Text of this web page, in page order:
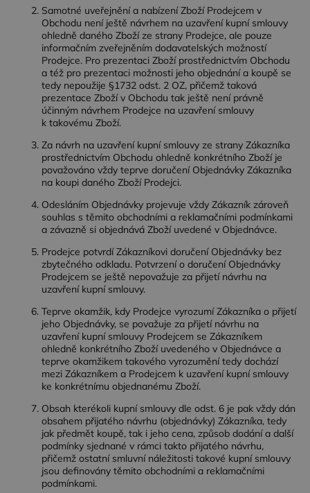
Samotné uveřejnění a nabízení Zboží Prodejcem v
Obchodu není ještě návrhem na uzavření kupní smlouvy
ohledně daného Zboží ze strany Prodejce, ale pouze
informačním zveřejněním dodavatelských možností
Prodejce. Pro prezentaci Zboží prostřednictvím Obchodu
a též pro prezentaci možnosti jeho objednání a koupě se
tedy nepoužije §1732 odst. 2 OZ, přičemž taková
prezentace Zboží v Obchodu tak ještě není právně
účinným návrhem Prodejce na uzavření smlouvy
k takovému Zboží.
Za návrh na uzavření kupní smlouvy ze strany Zákazníka
prostřednictvím Obchodu ohledně konkrétního Zboží je
považováno vždy teprve doručení Objednávky Zákazníka
na koupi daného Zboží Prodejci.
Odesláním Objednávky projevuje vždy Zákazník zároveň
souhlas s těmito obchodními a reklamačními podmínkami
a závazně si objednává Zboží uvedené v Objednávce.
Prodejce potvrdí Zákazníkovi doručení Objednávky bez
zbytečného odkladu. Potvrzení o doručení Objednávky
Prodejcem se ještě nepovažuje za přijetí návrhu na
uzavření kupní smlouvy.
Teprve okamžik, kdy Prodejce vyrozumí Zákazníka o přijetí
jeho Objednávky, se považuje za přijetí návrhu na
uzavření kupní smlouvy Prodejcem se Zákazníkem
ohledně konkrétního Zboží uvedeného v Objednávce a
teprve okamžikem takového vyrozumění tedy dochází
mezi Zákazníkem a Prodejcem k uzavření kupní smlouvy
ke konkrétnímu objednanému Zboží.
Obsah kterékoli kupní smlouvy dle odst. 6 je pak vždy dán
obsahem přijatého návrhu (objednávky) Zákazníka, tedy
jak předmět koupě, tak i jeho cena, způsob dodání a další
podmínky sjednané v rámci takto přijatého návrhu,
přičemž ostatní smluvní náležitosti takové kupní smlouvy
jsou definovány těmito obchodními a reklamačními
podmínkami.